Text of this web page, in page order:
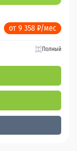
от 9 358 ₽/мес
Полный